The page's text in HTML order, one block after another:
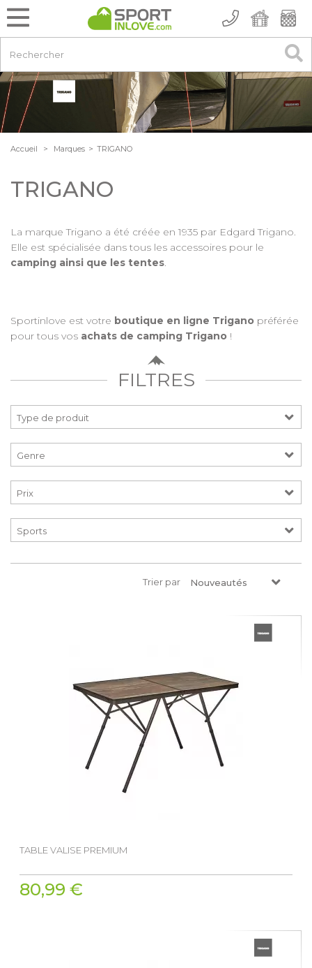
Accueil > Marques > TRIGANO
TRIGANO
La marque Trigano a été créée en 1935 par Edgard Trigano.
Elle est spécialisée dans tous les accessoires pour le
camping ainsi que les tentes.
Sportinlove est votre boutique en ligne Trigano préférée
pour tous vos achats de camping Trigano !
FILTRES
Prix
Trier par Nouveautés
TABLE VALISE PREMIUM
80,99 €